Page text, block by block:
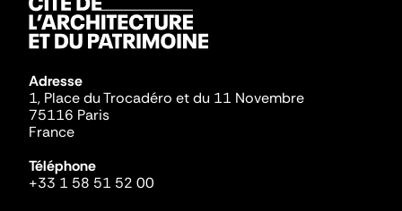
Adresse
1, Place du Trocadéro et du 11 Novembre
75116 Paris
France
Téléphone
+33 1 58 51 52 00